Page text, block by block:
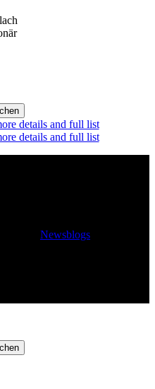
Newsblogs